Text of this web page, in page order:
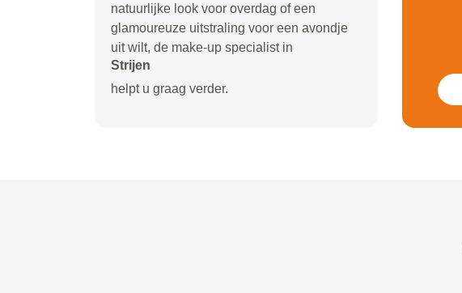
natuurlijke look voor overdag of een
glamoureuze uitstraling voor een avondje
uit wilt, de make-up specialist in
Strijen
helpt u graag verder.